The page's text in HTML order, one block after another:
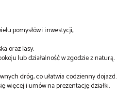
pomysłów i inwestycji,
oraz lasy,
lub działalność w zgodzie z naturą.
dróg, co ułatwia codzienny dojazd.
więcej i umów na prezentację działki.